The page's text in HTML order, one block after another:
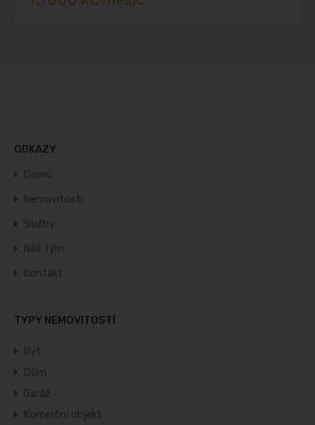
ODKAZY
Domů
Nemovitosti
Služby
Náš tým
Kontakt
TYPY NEMOVITOSTÍ
Byt
Dům
Garáž
Komerční objekt